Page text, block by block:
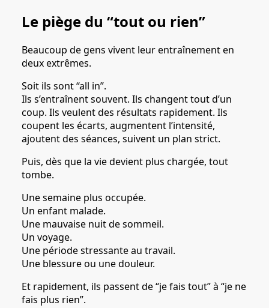
Le piège du “tout ou rien”
Beaucoup de gens vivent leur entraînement en
deux extrêmes.
Soit ils sont “all in”.
Ils s’entraînent souvent. Ils changent tout d’un
coup. Ils veulent des résultats rapidement. Ils
coupent les écarts, augmentent l’intensité,
ajoutent des séances, suivent un plan strict.
Puis, dès que la vie devient plus chargée, tout
tombe.
Une semaine plus occupée.
Un enfant malade.
Une mauvaise nuit de sommeil.
Un voyage.
Une période stressante au travail.
Une blessure ou une douleur.
Et rapidement, ils passent de “je fais tout” à “je ne
fais plus rien”.